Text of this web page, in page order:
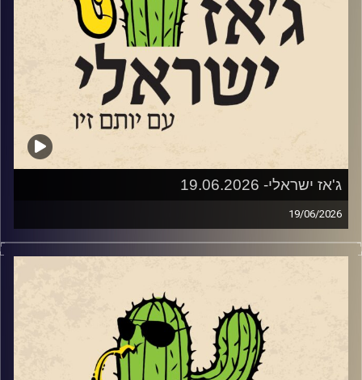
הזרעים של הפסטיבל החלו לנבוט בגינת ביתם של עדי ואלון
(הבסיסט של להקת א-טמפו) שטרן באמצעות הופעות ביתיות.
משם התפתחו ל"ליין ג'ז" קהילתי שהפגיש מידי חודש את
חובבי הג'ז של פרדס חנה כרכור עם הרכבי ג'ז ישראלים. שלוש
שנים לאחר מכן, בימינו אלו – פסטיבל נולד.
מאחורי הפסטיבל עומדים ביחד עמותת דרך הג׳אז וקואופרטיב
של הרכבי ג׳אז ישראליים, בשיתוף המועצה המקומית פרדס
חנה כרכור, המתנ״ס וחברת אפיק תקשורת. בניהול אמנותי של
אלון שטרן והפקה של עדי שטרן.
שוחחנו עם אלון (א-טמפו) שטרן
אטמפו • לוח הופעות מעודכן 2026 • הזמנת כרטיסים • פורטל
וגם עם חלק מהמוזיקאים שיופיעו:
אלון (חגיגה) פרבר
ג'אז ישראלי- 19.06.2026
19/06/2026
השבוע בג'ז ישראלי
מה הקשר בין מוצארט, אלביס, דבורים, מחול ומודעות
הכוראוגרףיגור משניקוב ומנהלת הלהקה, תכלת
Dance" שואבת השראה מריקוד הדבורים ומעלה למודעות את
סכנת היעלמותן מהעולם.